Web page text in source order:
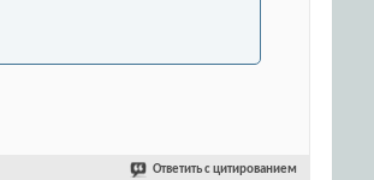
Ответить с цитированием